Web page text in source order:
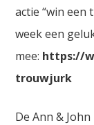
actie “win een
week een
mee: https://
trouwjurk
De Ann &